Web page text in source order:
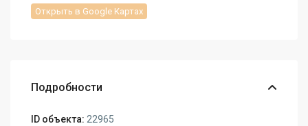
Открыть в Google Картах
Подробности
ID объекта: 22965